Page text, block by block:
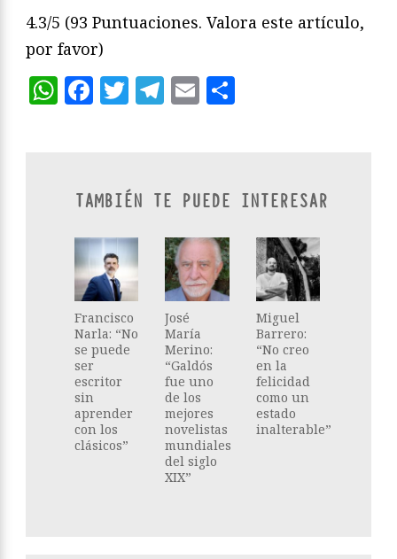
4.3/5 (93 Puntuaciones. Valora este artículo,
por favor)
WhatsApp
Facebook
Twitter
Telegram
Email
TAMBIÉN TE PUEDE INTERESAR
Francisco
Narla: “No
se puede
ser
escritor
sin
aprender
con los
clásicos”
José
María
Merino:
“Galdós
fue uno
de los
mejores
novelistas
mundiales
del siglo
XIX”
Miguel
Barrero:
“No creo
en la
felicidad
como un
estado
inalterable”